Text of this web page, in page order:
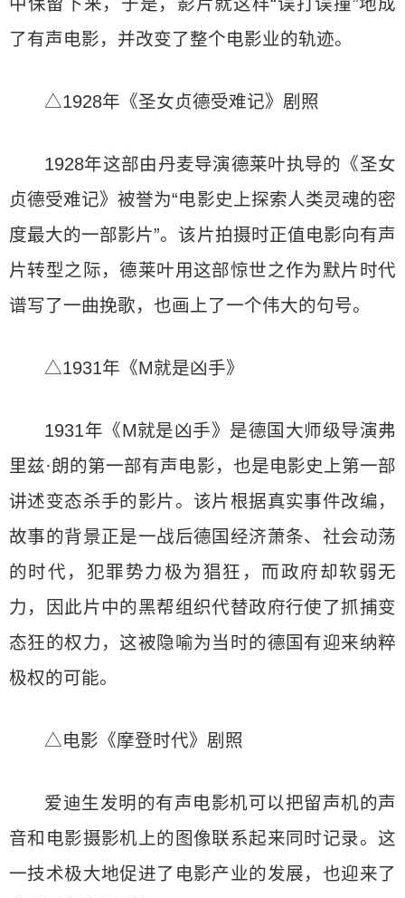
了有声电影，并改变了整个电影业的轨迹。
△1928年《圣女贞德受难记》剧照
1928年这部由丹麦导演德莱叶执导的《圣女
贞德受难记》被誉为“电影史上探索人类灵魂的密
度最大的一部影片”。该片拍摄时正值电影向有声
片转型之际，德莱叶用这部惊世之作为默片时代
谱写了一曲挽歌，也画上了一个伟大的句号。
△1931年《M就是凶手》
1931年《M就是凶手》是德国大师级导演弗
里兹·朗的第一部有声电影，也是电影史上第一部
讲述变态杀手的影片。该片根据真实事件改编，
故事的背景正是一战后德国经济萧条、社会动荡
的时代，犯罪势力极为猖狂，而政府却软弱无
力，因此片中的黑帮组织代替政府行使了抓捕变
态狂的权力，这被隐喻为当时的德国有迎来纳粹
极权的可能。
△电影《摩登时代》剧照
爱迪生发明的有声电影机可以把留声机的声
音和电影摄影机上的图像联系起来同时记录。这
一技术极大地促进了电影产业的发展，也迎来了